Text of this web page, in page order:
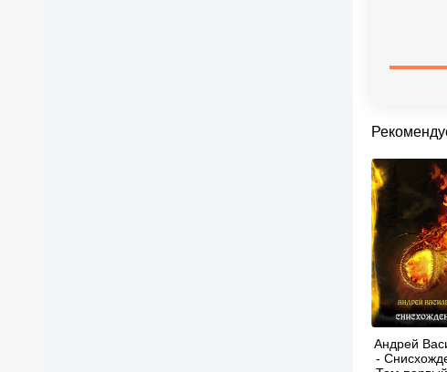
Андрей
-